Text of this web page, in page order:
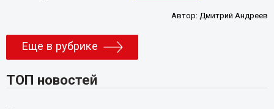
Автор: Дмитрий Андреев
Еще в рубрике
ТОП новостей